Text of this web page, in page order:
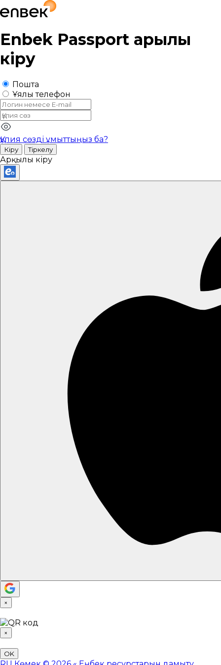
Enbek Passport арқылы
кіру
Пошта
Ұялы телефон
Құпия сөзді ұмыттыңыз ба?
Кіру Тіркелу
Арқылы кіру
×
×
OK